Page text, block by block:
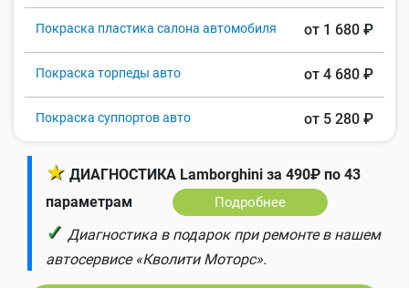
Покраска пластика салона автомобиля от 1 680 ₽
Покраска торпеды авто от 4 680 ₽
Покраска суппортов авто от 5 280 ₽
★ ДИАГНОСТИКА Lamborghini за 490₽ по 43
параметрам
Подробнее
✓ Диагностика в подарок при ремонте в нашем
автосервисе «Кволити Моторс».